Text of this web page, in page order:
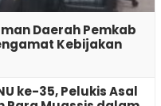
Daerah Pemkab
Kebijakan
ke-35, Pelukis Asal